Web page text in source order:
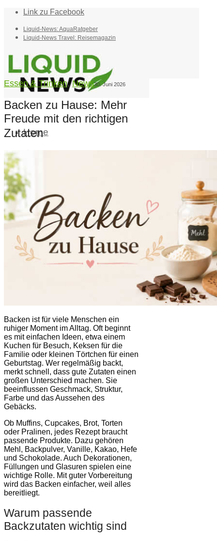
Link zu Facebook
Liquid-News: AquaRatgeber
Liquid-News Travel: Reisemagazin
Home
Menü
Essen & Trinken,News30. Juni 2026
Backen zu Hause: Mehr
Freude mit den richtigen
Zutaten
Backen ist für viele Menschen ein
ruhiger Moment im Alltag. Oft beginnt
es mit einfachen Ideen, etwa einem
Kuchen für Besuch, Keksen für die
Familie oder kleinen Törtchen für einen
Geburtstag. Wer regelmäßig backt,
merkt schnell, dass gute Zutaten einen
großen Unterschied machen. Sie
beeinflussen Geschmack, Struktur,
Farbe und das Aussehen des
Gebäcks.
Ob Muffins, Cupcakes, Brot, Torten
oder Pralinen, jedes Rezept braucht
passende Produkte. Dazu gehören
Mehl, Backpulver, Vanille, Kakao, Hefe
und Schokolade. Auch Dekorationen,
Füllungen und Glasuren spielen eine
wichtige Rolle. Mit guter Vorbereitung
wird das Backen einfacher, weil alles
bereitliegt.
Warum passende
Backzutaten wichtig sind